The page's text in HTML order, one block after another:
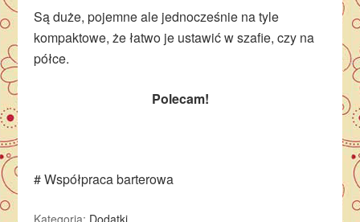
Są duże, pojemne ale jednocześnie na tyle
kompaktowe, że łatwo je ustawić w szafie, czy na
półce.
Polecam!
# Współpraca barterowa
Kategoria: Dodatki